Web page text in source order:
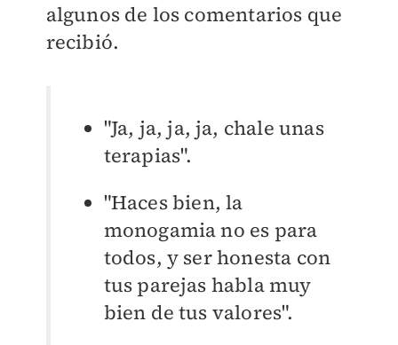
algunos de los comentarios que
recibió.
"Ja, ja, ja, ja, chale unas
terapias".
"Haces bien, la
monogamia no es para
todos, y ser honesta con
tus parejas habla muy
bien de tus valores".